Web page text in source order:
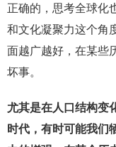
正确的，思考全球化
和文化凝聚力这个角
面越广越好，在某些
坏事。
尤其是在人口结构变
时代，有时可能我们